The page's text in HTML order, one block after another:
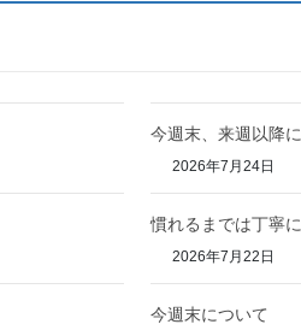
今週末、来週以降
2026年7月24日
慣れるまでは丁寧に
2026年7月22日
今週末について